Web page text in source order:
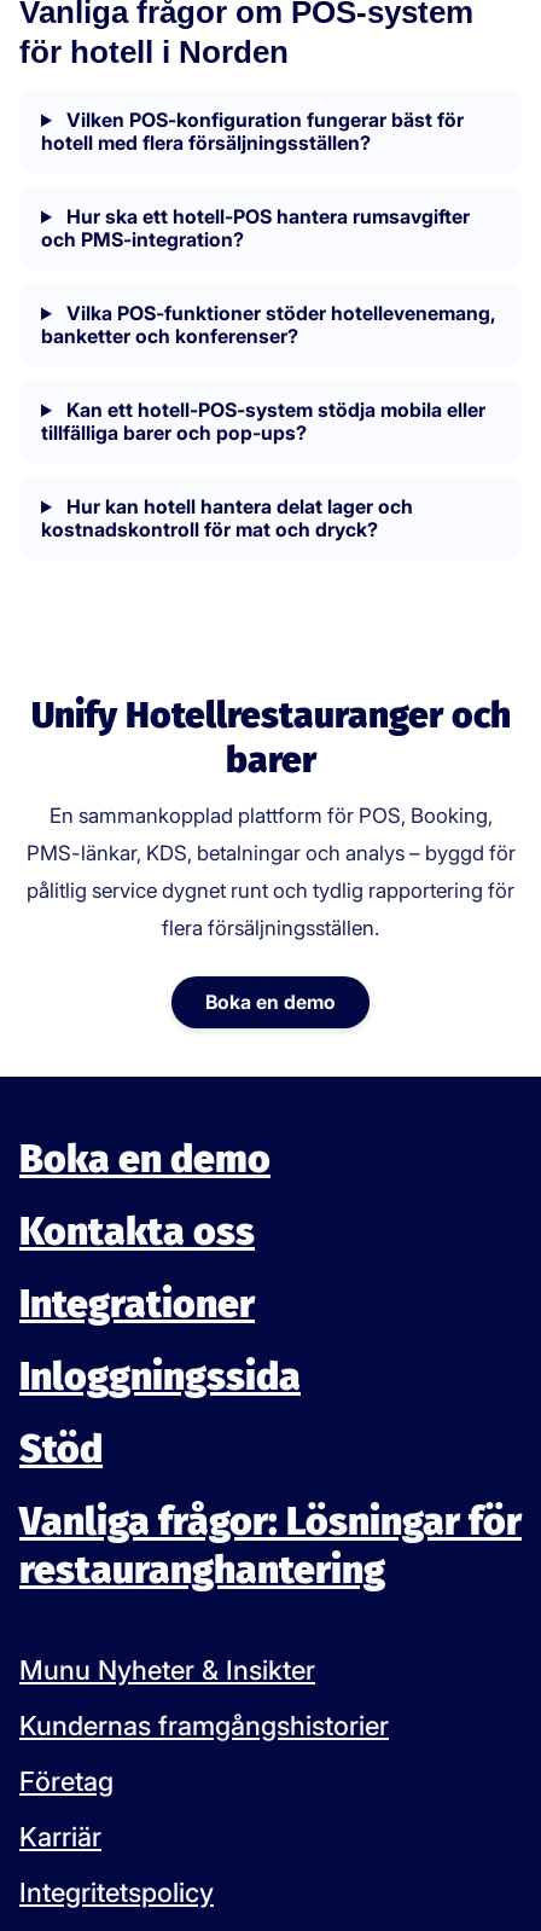
Vanliga frågor om POS-system
för hotell i Norden
Vilken POS-konfiguration fungerar bäst för
hotell med flera försäljningsställen?
Hur ska ett hotell-POS hantera rumsavgifter
och PMS-integration?
Vilka POS-funktioner stöder hotellevenemang,
banketter och konferenser?
Kan ett hotell-POS-system stödja mobila eller
tillfälliga barer och pop-ups?
Hur kan hotell hantera delat lager och
kostnadskontroll för mat och dryck?
Unify Hotellrestauranger och
barer
En sammankopplad plattform för POS, Booking,
PMS-länkar, KDS, betalningar och analys – byggd för
pålitlig service dygnet runt och tydlig rapportering för
flera försäljningsställen.
Boka en demo
Boka en demo
Kontakta oss
Integrationer
Inloggningssida
Stöd
Vanliga frågor: Lösningar för
restauranghantering
Munu Nyheter & Insikter
Kundernas framgångshistorier
Företag
Karriär
Integritetspolicy